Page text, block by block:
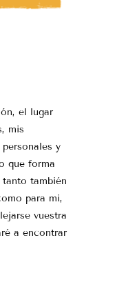
el lugar
mis
y
que forma
también
para mi,
vuestra
a encontrar